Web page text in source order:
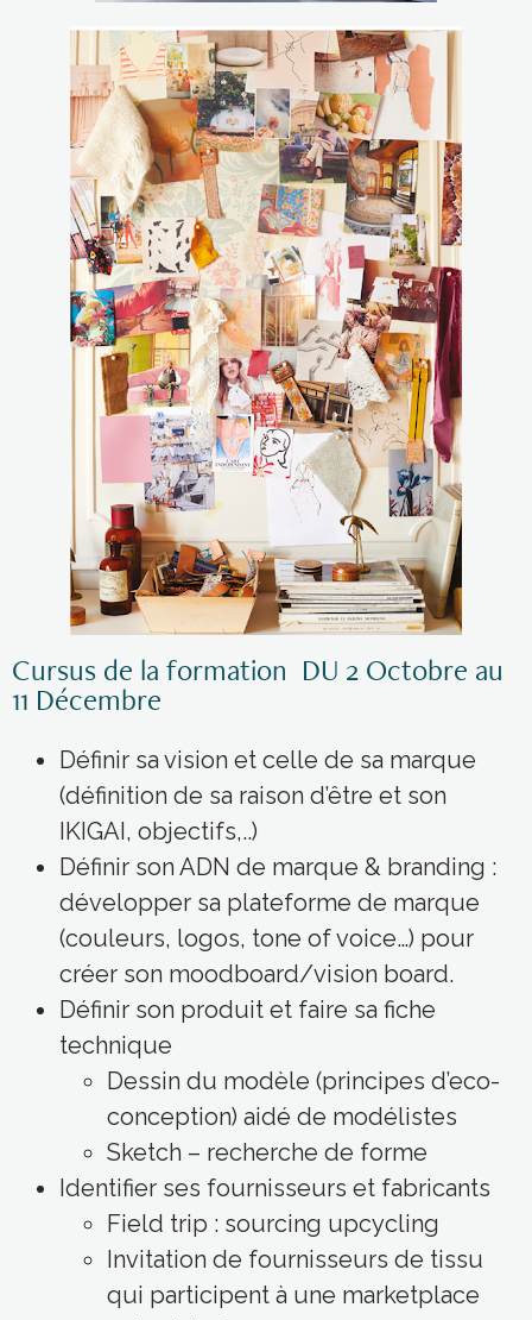
Cursus de la formation DU 2 Octobre au
11 Décembre
Définir sa vision et celle de sa marque
(définition de sa raison d’être et son
IKIGAI, objectifs,..)
Définir son ADN de marque & branding :
développer sa plateforme de marque
(couleurs, logos, tone of voice…) pour
créer son moodboard/vision board.
Définir son produit et faire sa fiche
technique
Dessin du modèle (principes d’eco-
conception) aidé de modélistes
Sketch – recherche de forme
Identifier ses fournisseurs et fabricants
Field trip : sourcing upcycling
Invitation de fournisseurs de tissu
qui participent à une marketplace